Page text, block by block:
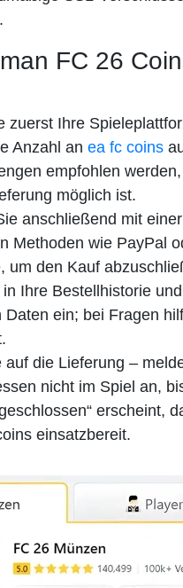
FC 26
zuerst Ihre
Anzahl an ea fc coins
empfohlen
möglich ist.
anschließend mit
Methoden wie PayPal
um den Kauf
Ihre Bestellhistorie
Daten ein; bei Fragen
auf die Lieferung –
nicht im Spiel an,
erscheint,
einsatzbereit.